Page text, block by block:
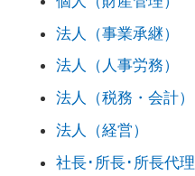
法人（事業承継）
法人（人事労務）
法人（税務・会計）
法人（経営）
社長･所長･所長代理